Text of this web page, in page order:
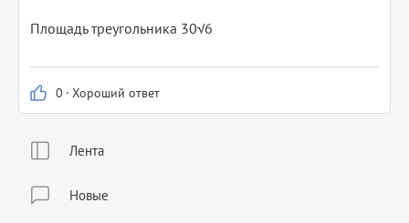
Лента
Новые
Площадь треугольника 30√6
0 · Хороший ответ